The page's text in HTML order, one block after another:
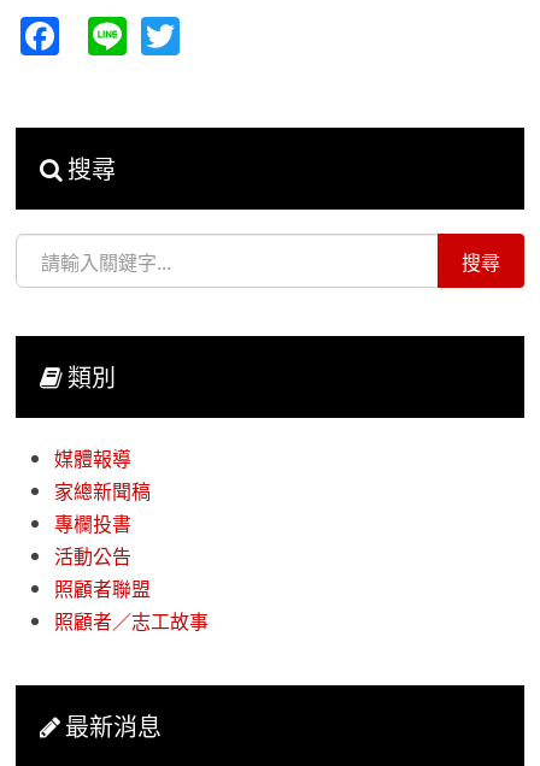
Facebook
Line
搜尋
類別
媒體報導
家總新聞稿
專欄投書
活動公告
照顧者聯盟
照顧者／志工故事
最新消息